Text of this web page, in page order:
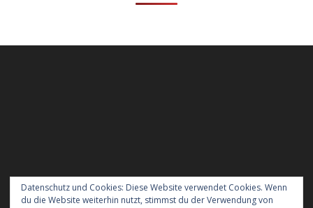
Datenschutz und Cookies: Diese Website verwendet Cookies. Wenn
du die Website weiterhin nutzt, stimmst du der Verwendung von